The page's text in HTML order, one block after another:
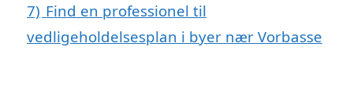
7) Find en professionel til
vedligeholdelsesplan i byer nær Vorbasse